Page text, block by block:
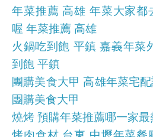
年菜推薦 高雄 年菜大家都
喔 年菜推薦 高雄
火鍋吃到飽 平鎮 嘉義年菜
到飽 平鎮
團購美食大甲 高雄年菜宅
團購美食大甲
燒烤 預購年菜推薦哪一家